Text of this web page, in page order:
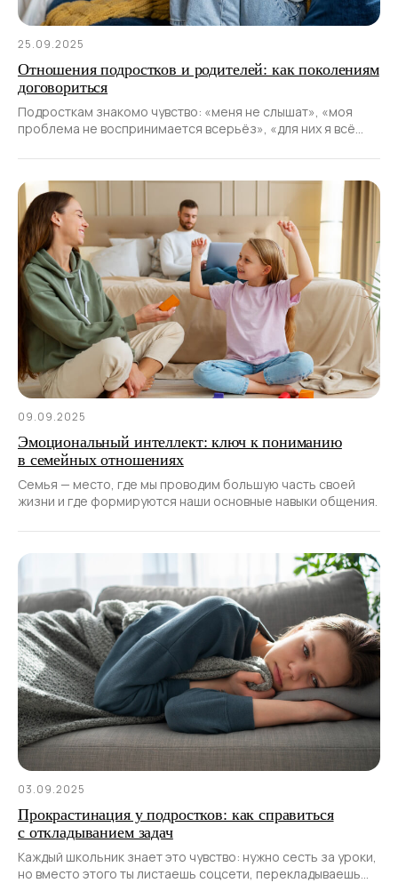
25.09.2025
Отношения подростков и родителей: как поколениям
договориться
Подросткам знакомо чувство: «меня не слышат», «моя
проблема не воспринимается всерьёз», «для них я всё
09.09.2025
Эмоциональный интеллект: ключ к пониманию
в семейных отношениях
Семья — место, где мы проводим большую часть своей
жизни и где формируются наши основные навыки общения.
03.09.2025
Прокрастинация у подростков: как справиться
с откладыванием задач
Каждый школьник знает это чувство: нужно сесть за уроки,
но вместо этого ты листаешь соцсети, перекладываешь